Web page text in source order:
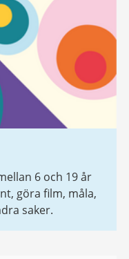
6 och 19 år
göra film, måla,
saker.